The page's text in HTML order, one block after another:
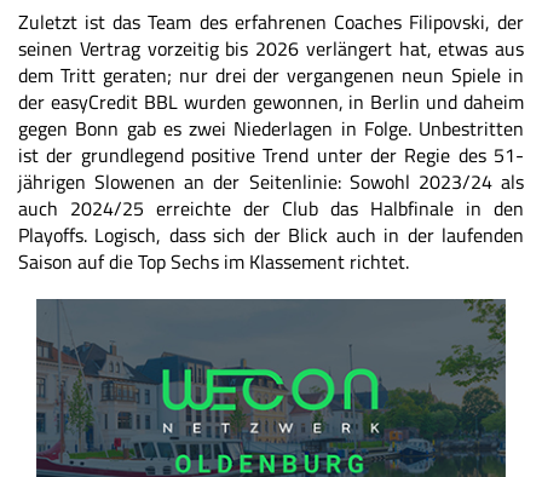
Zuletzt ist das Team des erfahrenen Coaches Filipovski, der
seinen Vertrag vorzeitig bis 2026 verlängert hat, etwas aus
dem Tritt geraten; nur drei der vergangenen neun Spiele in
der easyCredit BBL wurden gewonnen, in Berlin und daheim
gegen Bonn gab es zwei Niederlagen in Folge. Unbestritten
ist der grundlegend positive Trend unter der Regie des 51-
jährigen Slowenen an der Seitenlinie: Sowohl 2023/24 als
auch 2024/25 erreichte der Club das Halbfinale in den
Playoffs. Logisch, dass sich der Blick auch in der laufenden
Saison auf die Top Sechs im Klassement richtet.